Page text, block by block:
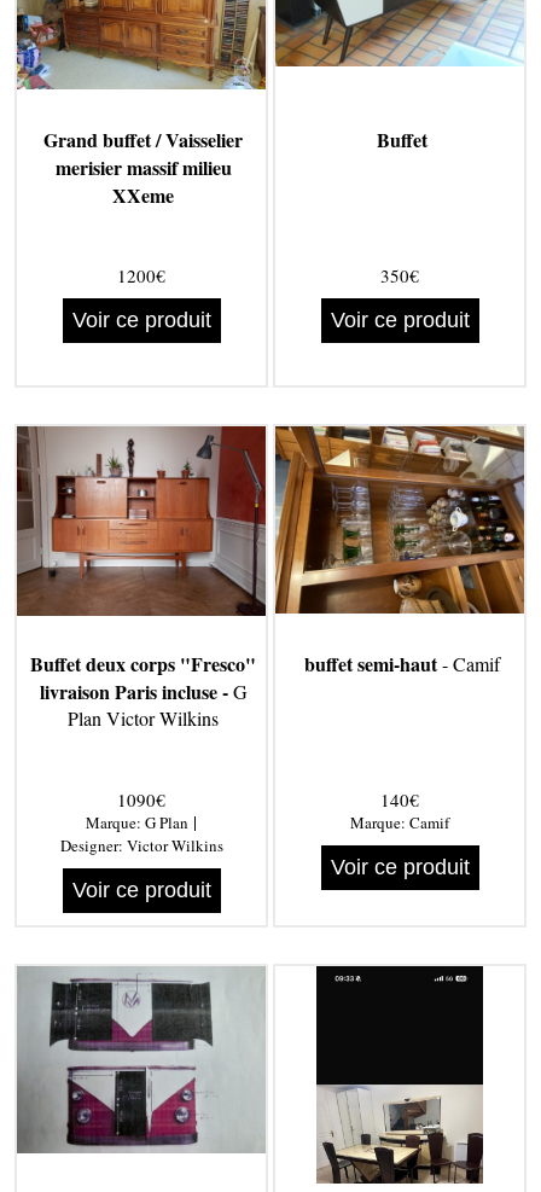
Grand buffet / Vaisselier
merisier massif milieu
XXeme
1200€
Voir ce produit
Buffet
350€
Voir ce produit
Buffet deux corps "Fresco"
livraison Paris incluse -G
Plan Victor Wilkins
1090€
Marque: G Plan |
Designer: Victor Wilkins
Voir ce produit
buffet semi-haut- Camif
140€
Marque: Camif
Voir ce produit